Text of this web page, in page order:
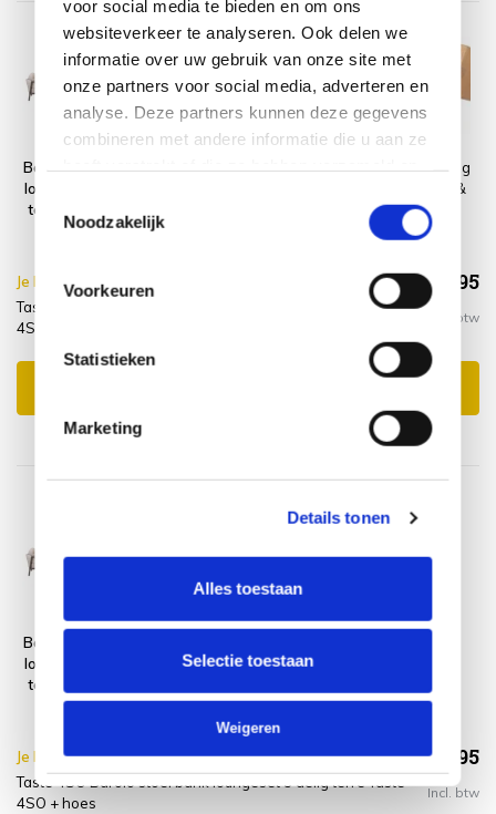
voor social media te bieden en om ons
websiteverkeer te analyseren. Ook delen we
informatie over uw gebruik van onze site met
onze partners voor social media, adverteren en
analyse. Deze partners kunnen deze gegevens
combineren met andere informatie die u aan ze
Noodzakelijk
Voorkeuren
Statistieken
Marketing
Details tonen
Alles toestaan
Selectie toestaan
Weigeren
Barolo stoel bank
loungeset 3 delig
terre Taste 4SO
Platinum
Montagelevering
- Extra gemak &
geen afval
Je bespaart €15.00,- €1.923,95 €1.908,95
Taste 4SO Barolo stoel bank loungeset 3 delig terre Taste
4SO + montagelevering + hoes
Incl. btw
Barolo stoel bank
loungeset 3 delig
terre Taste 4SO
AeroCover
255x255xH70
Je bespaart €5.00,- €1.698,95 €1.693,95
Taste 4SO Barolo stoel bank loungeset 3 delig terre Taste
4SO + hoes
Incl. btw